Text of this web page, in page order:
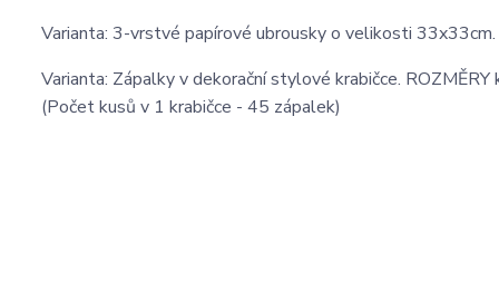
Varianta: 3-vrstvé papírové ubrousky o velikosti
Varianta: Zápalky v dekorační stylové krabičce. ROZMĚRY
(Počet kusů v 1 krabičce - 45 zápalek)